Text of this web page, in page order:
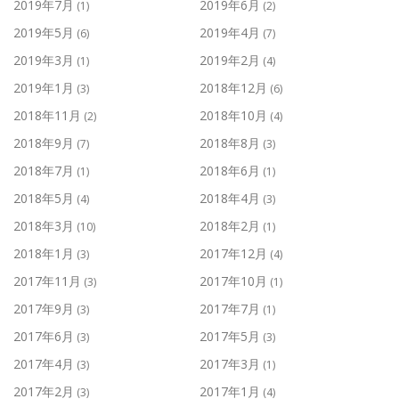
2019年7月 (1) 2019年6月 (2)
2019年5月 (6) 2019年4月 (7)
2019年3月 (1) 2019年2月 (4)
2019年1月 (3) 2018年12月 (6)
2018年11月 (2) 2018年10月 (4)
2018年9月 (7) 2018年8月 (3)
2018年7月 (1) 2018年6月 (1)
2018年5月 (4) 2018年4月 (3)
2018年3月 (10) 2018年2月 (1)
2018年1月 (3) 2017年12月 (4)
2017年11月 (3) 2017年10月 (1)
2017年9月 (3) 2017年7月 (1)
2017年6月 (3) 2017年5月 (3)
2017年4月 (3) 2017年3月 (1)
2017年2月 (3) 2017年1月 (4)